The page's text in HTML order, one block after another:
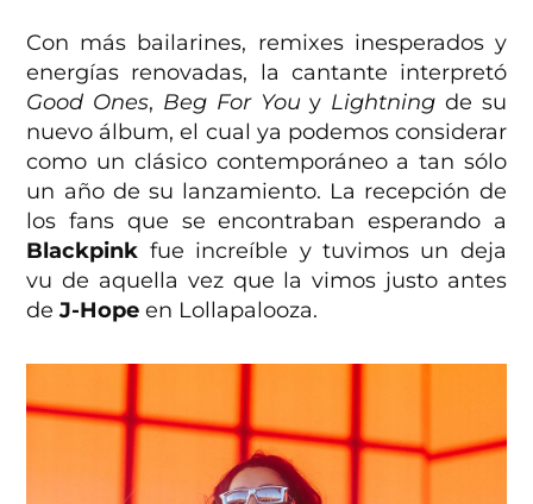
Con más bailarines, remixes inesperados y
energías renovadas, la cantante interpretó
Good Ones, Beg For Youy Lightning de su
nuevo álbum, el cual ya podemos considerar
como un clásico contemporáneo a tan sólo
un año de su lanzamiento. La recepción de
los fans que se encontraban esperando a
Blackpink fue increíble y tuvimos un deja
vu de aquella vez que la vimos justo antes
deJ-Hope en Lollapalooza.